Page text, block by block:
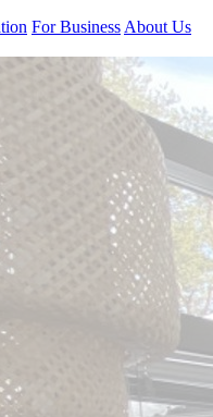
For Business About Us